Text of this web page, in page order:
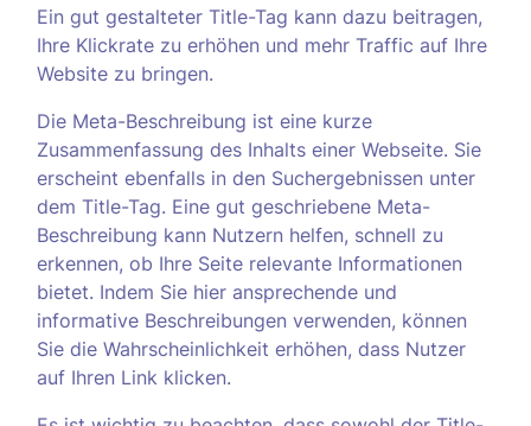
Ein gut gestalteter Title-Tag kann dazu beitragen,
Ihre Klickrate zu erhöhen und mehr Traffic auf Ihre
Website zu bringen.
Die Meta-Beschreibung ist eine kurze
Zusammenfassung des Inhalts einer Webseite. Sie
erscheint ebenfalls in den Suchergebnissen unter
dem Title-Tag. Eine gut geschriebene Meta-
Beschreibung kann Nutzern helfen, schnell zu
erkennen, ob Ihre Seite relevante Informationen
bietet. Indem Sie hier ansprechende und
informative Beschreibungen verwenden, können
Sie die Wahrscheinlichkeit erhöhen, dass Nutzer
auf Ihren Link klicken.